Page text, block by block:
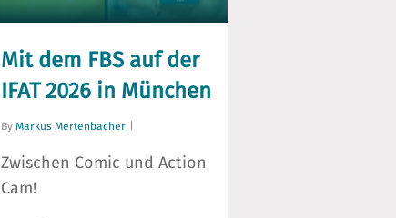
Mit dem FBS auf der
IFAT 2026 in München
By Markus Mertenbacher
Zwischen Comic und Action
Cam!